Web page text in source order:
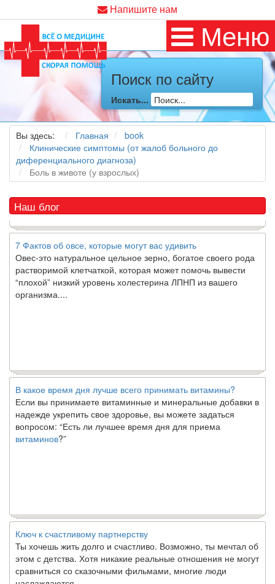
Напишите нам
Меню
Поиск по сайту
Искать...
Вы здесь: Главная
book
Клинические симптомы (от жалоб больного до
диференциального диагноза)
Боль в животе (у взрослых)
Наш блог
Как я заболел во время локдауна?
Это странная ситуация: вы соблюдали все меры
предосторожности COVID-19 (вы почти все время дома),
но, тем не менее, вы каким-то образом простудились. Вы
можете задаться...
5 причин обратить внимание на средиземноморскую диету
Какдиетолог, я вижу, что многие причудливые диеты
приходят в нашужизньи быстро исчезают из нее. Многие
из них это скорее наказание, чем способ питаться
правильно и влиять на...
7 Фактов об овсе, которые могут вас удивить
Овес-это натуральное цельное зерно, богатое своего рода
растворимой клетчаткой, которая может помочь вывести
“плохой” низкий уровень холестерина ЛПНП из вашего
организма....
В какое время дня лучше всего принимать витамины?
Если вы принимаете витаминные и минеральные добавки в
надежде укрепить свое здоровье, вы можете задаться
вопросом: “Есть ли лучшее время дня для приема
витаминов?”
Ключ к счастливому партнерству
Ты хочешь жить долго и счастливо. Возможно, ты мечтал об
этом с детства. Хотя никакие реальные отношения не могут
сравниться со сказочными фильмами, многие люди
наслаждаются...